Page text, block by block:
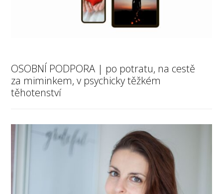
OSOBNÍ PODPORA | po potratu, na cestě
za miminkem, v psychicky těžkém
těhotenství